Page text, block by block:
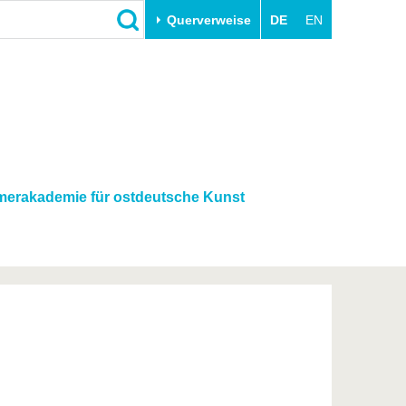
Querverweise DE EN
Sport & Gesundheit
für ostdeutsche Kunst